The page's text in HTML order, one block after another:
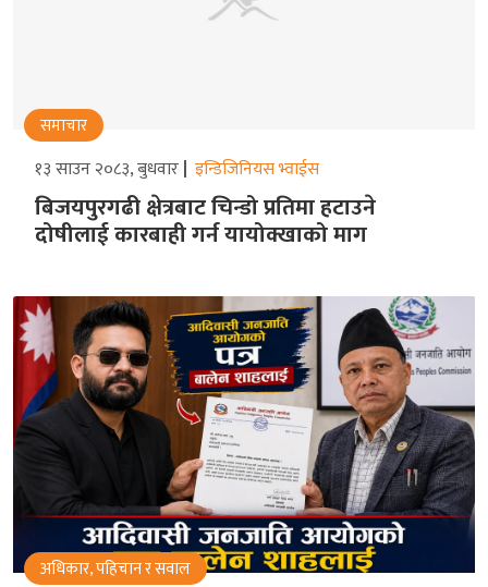
समाचार
१३ साउन २०८३, बुधवार इन्डिजिनियस भ्वाईस
बिजयपुरगढी क्षेत्रबाट चिन्डो प्रतिमा हटाउने
दोषीलाई कारबाही गर्न यायोक्खाको माग
अधिकार, पहिचान र सवाल